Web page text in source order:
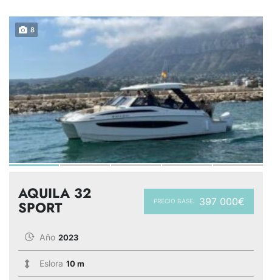
8
PRECIO BASE: 397 000€
AQUILA 32
SPORT
Año 2023
Eslora 10 m